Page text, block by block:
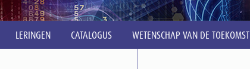
LERINGEN CATALOGUS WETENSCHAP VAN DE TOEKOMST